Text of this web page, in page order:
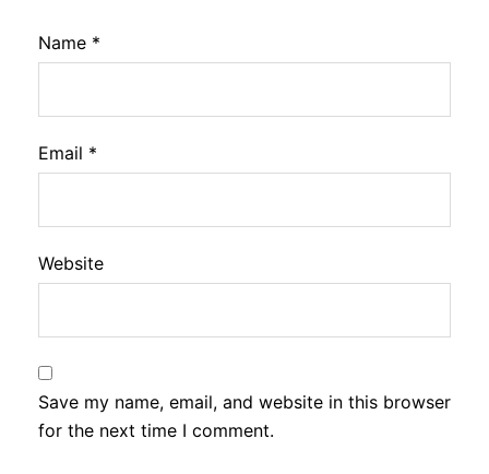
Name *
Email *
Website
Save my name, email, and website in this browser
for the next time I comment.